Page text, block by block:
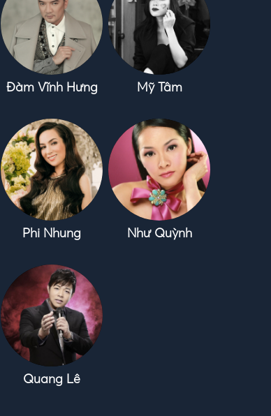
Đàm Vĩnh Hưng Mỹ Tâm
Phi Nhung Như Quỳnh
Quang Lê